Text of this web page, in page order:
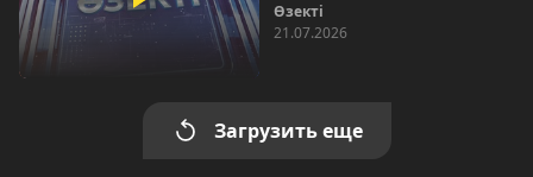
Өзекті
21.07.2026
Загрузить еще